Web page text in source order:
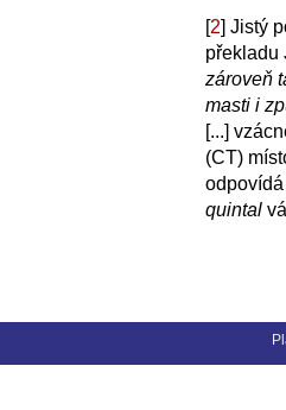
[2] Jistý
překladu
zároveň
masti i
[...]
(CT)
quintal